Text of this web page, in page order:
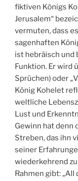
fiktiven Königs
Jerusalem“
vermuten, dass
sagenhaften
ist hebräisch und
Funktion. Er wird
Sprüchen) oder
König Kohelet
weltliche
Lust und
Gewinn hat denn
Streben, das ihn
seiner
wiederkehrend
Rahmen gibt: